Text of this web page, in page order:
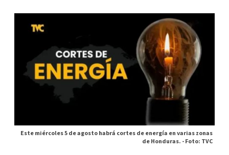
Este miércoles 5 de agosto habrá cortes de energía en varias zonas
de Honduras. -Foto: TVC